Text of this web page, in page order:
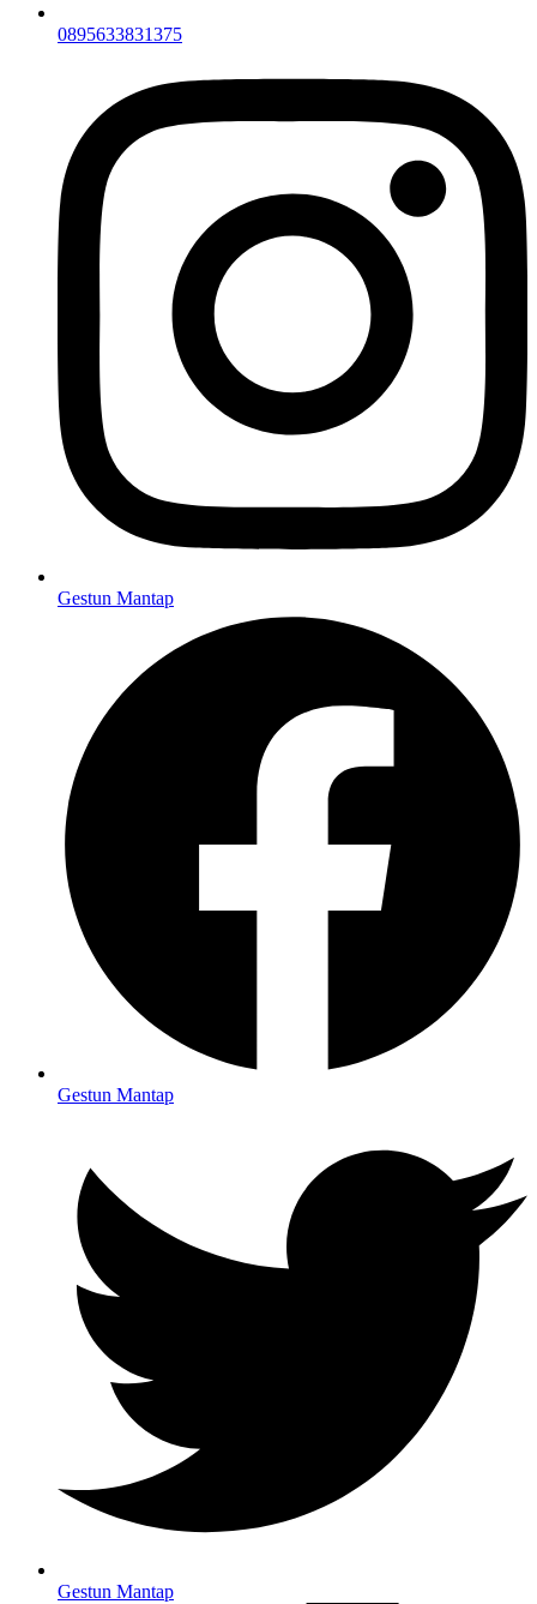
0895633831375
Gestun Mantap
Gestun Mantap
Gestun Mantap